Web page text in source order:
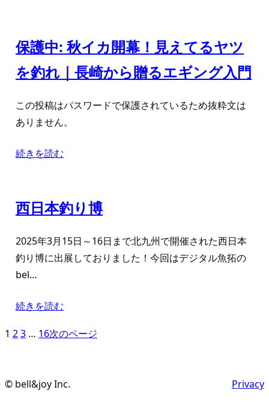
保護中: 秋イカ開幕！見えてるヤツ
を釣れ｜長崎から贈るエギング入門
この投稿はパスワードで保護されているため抜粋文は
ありません。
続きを読む
西日本釣り博
2025年3月15日～16日まで北九州で開催された西日本
釣り博に出展しておりました！今回はデジタル魚拓の
bel…
続きを読む
1 23 … 16次のページ
© bell&joy Inc. Privacy